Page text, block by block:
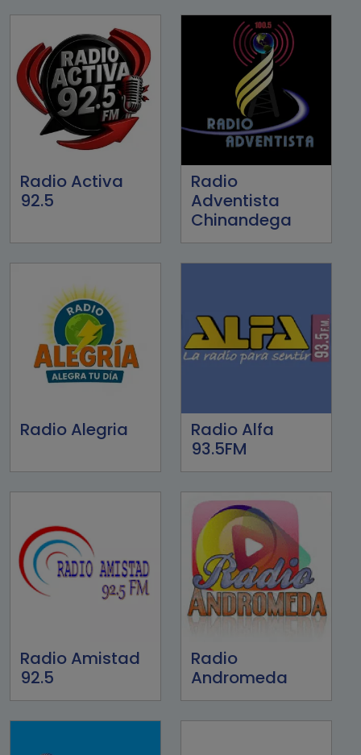
Radio Activa
92.5
Radio
Adventista
Chinandega
Radio Alegria
Radio Alfa
93.5FM
Radio Amistad
92.5
Radio
Andromeda